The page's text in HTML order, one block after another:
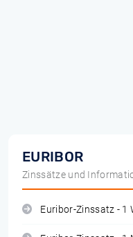
EURIBOR
Zinssätze und
Euribor-Zinssatz - 1